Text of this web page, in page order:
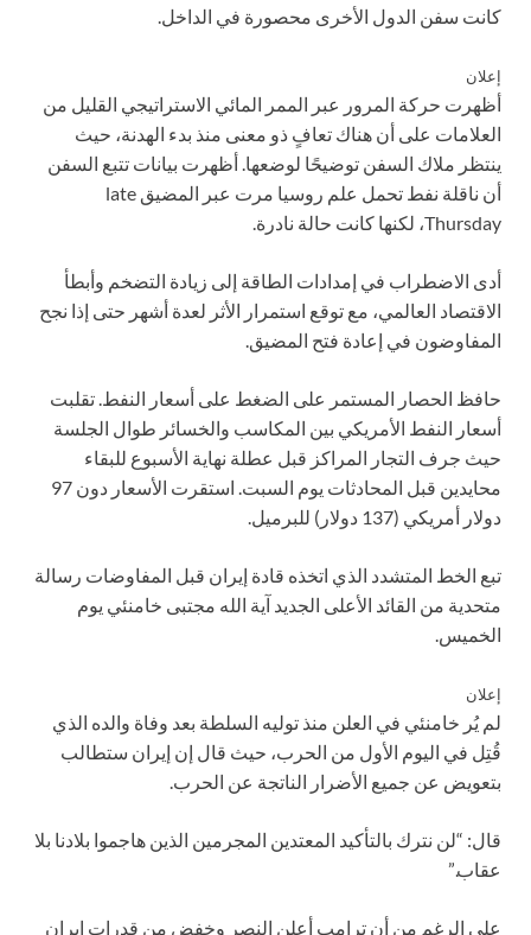
كانت سفن الدول الأخرى محصورة في الداخل.
إعلان
أظهرت حركة المرور عبر الممر المائي الاستراتيجي القليل من
العلامات على أن هناك تعافٍ ذو معنى منذ بدء الهدنة، حيث
ينتظر ملاك السفن توضيحًا لوضعها. أظهرت بيانات تتبع السفن
أن ناقلة نفط تحمل علم روسيا مرت عبر المضيق late
Thursday، لكنها كانت حالة نادرة.
أدى الاضطراب في إمدادات الطاقة إلى زيادة التضخم وأبطأ
الاقتصاد العالمي، مع توقع استمرار الأثر لعدة أشهر حتى إذا نجح
المفاوضون في إعادة فتح المضيق.
حافظ الحصار المستمر على الضغط على أسعار النفط. تقلبت
أسعار النفط الأمريكي بين المكاسب والخسائر طوال الجلسة
حيث جرف التجار المراكز قبل عطلة نهاية الأسبوع للبقاء
محايدين قبل المحادثات يوم السبت. استقرت الأسعار دون 97
دولار أمريكي (137 دولار) للبرميل.
تبع الخط المتشدد الذي اتخذه قادة إيران قبل المفاوضات رسالة
متحدية من القائد الأعلى الجديد آية الله مجتبى خامنئي يوم
الخميس.
إعلان
لم يُر خامنئي في العلن منذ توليه السلطة بعد وفاة والده الذي
قُتِل في اليوم الأول من الحرب، حيث قال إن إيران ستطالب
بتعويض عن جميع الأضرار الناتجة عن الحرب.
قال: “لن نترك بالتأكيد المعتدين المجرمين الذين هاجموا بلادنا بلا
عقاب.”
على الرغم من أن ترامب أعلن النصر وخفض من قدرات إيران